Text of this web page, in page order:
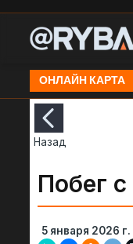
ОНЛАЙН КАРТА
н.п. Краснокутск
Назад
Побег
5 января 2026 г.